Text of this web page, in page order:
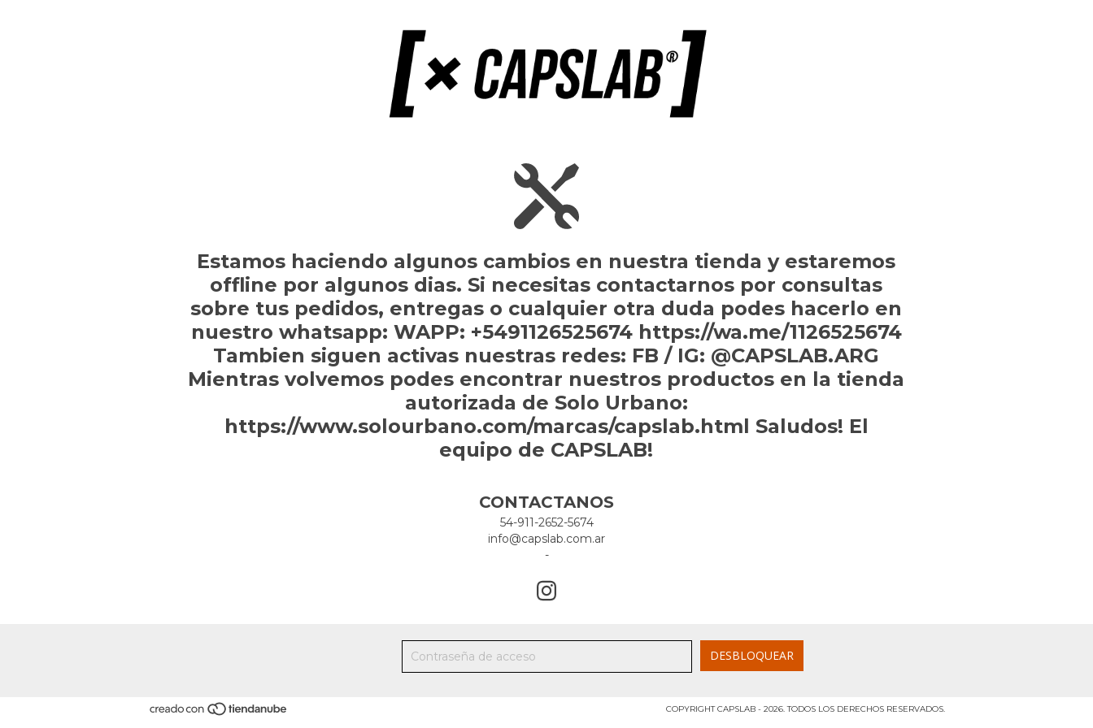
Estamos haciendo algunos cambios en nuestra tienda y estaremos
offline por algunos dias. Si necesitas contactarnos por consultas
sobre tus pedidos, entregas o cualquier otra duda podes hacerlo en
nuestro whatsapp: WAPP: +5491126525674 https://wa.me/1126525674
Tambien siguen activas nuestras redes: FB / IG: @CAPSLAB.ARG
Mientras volvemos podes encontrar nuestros productos en la tienda
autorizada de Solo Urbano:
https://www.solourbano.com/marcas/capslab.html Saludos! El
equipo de CAPSLAB!
CONTACTANOS
54-911-2652-5674
info@capslab.com.ar
-
COPYRIGHT CAPSLAB - 2026. TODOS LOS DERECHOS RESERVADOS.